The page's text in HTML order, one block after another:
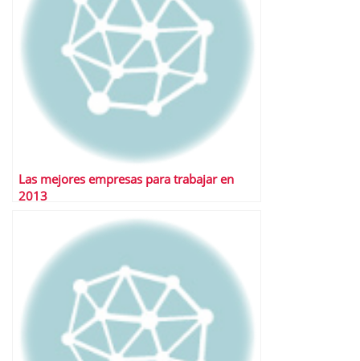
Las mejores empresas para trabajar en
2013